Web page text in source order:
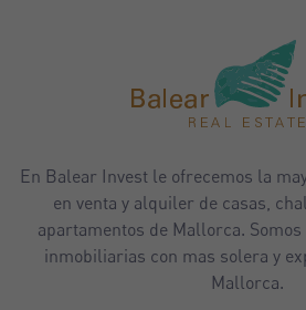
En Balear Invest le ofrecemos la
en venta y alquiler de casas,
apartamentos de Mallorca.
inmobiliarias con mas solera y
Mallorca.